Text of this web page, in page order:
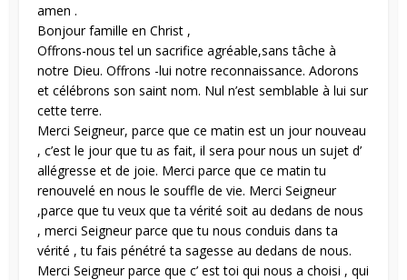
amen .
Bonjour famille en Christ ,
Offrons-nous tel un sacrifice agréable,sans tâche à
notre Dieu. Offrons -lui notre reconnaissance. Adorons
et célébrons son saint nom. Nul n’est semblable à lui sur
cette terre.
Merci Seigneur, parce que ce matin est un jour nouveau
, c’est le jour que tu as fait, il sera pour nous un sujet d’
allégresse et de joie. Merci parce que ce matin tu
renouvelé en nous le souffle de vie. Merci Seigneur
,parce que tu veux que ta vérité soit au dedans de nous
, merci Seigneur parce que tu nous conduis dans ta
vérité , tu fais pénétré ta sagesse au dedans de nous.
Merci Seigneur parce que c’ est toi qui nous a choisi , qui